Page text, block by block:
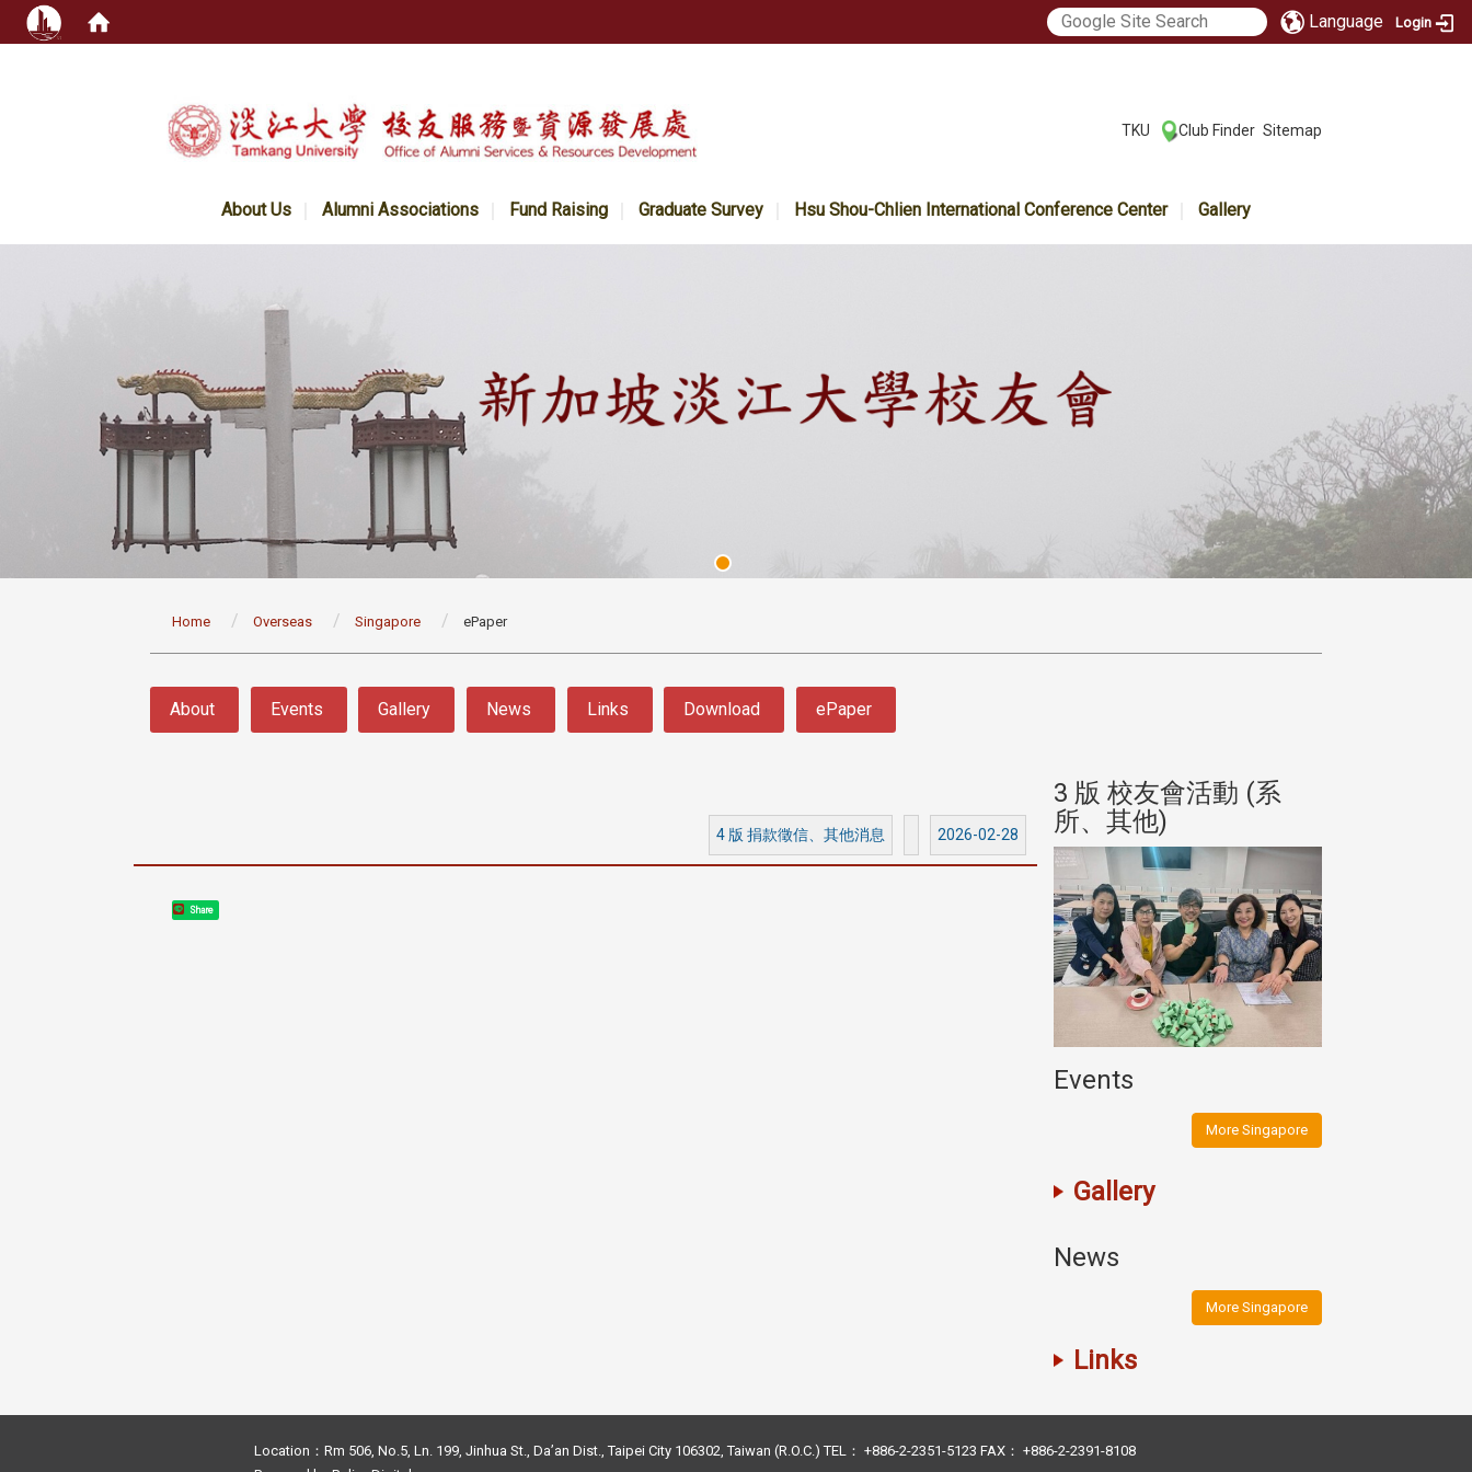
Language Login
TKU Club Finder Sitemap
About Us Alumni Associations Fund Raising Graduate Survey Hsu Shou-Chlien International Conference Center Gallery
Home Overseas Singapore ePaper
About Events Gallery News Links Download ePaper
4 版 捐款徵信、其他消息 2026-02-28
Share
所、其他)
3 版 校友會活動 (系
所、其他)
Events
More Singapore
Gallery
News
More Singapore
Links
Location：Rm 506, No.5, Ln. 199, Jinhua St., Da’an Dist., Taipei City 106302, Taiwan (R.O.C.) TEL： +886-2-2351-5123 FAX： +886-2-2391-8108